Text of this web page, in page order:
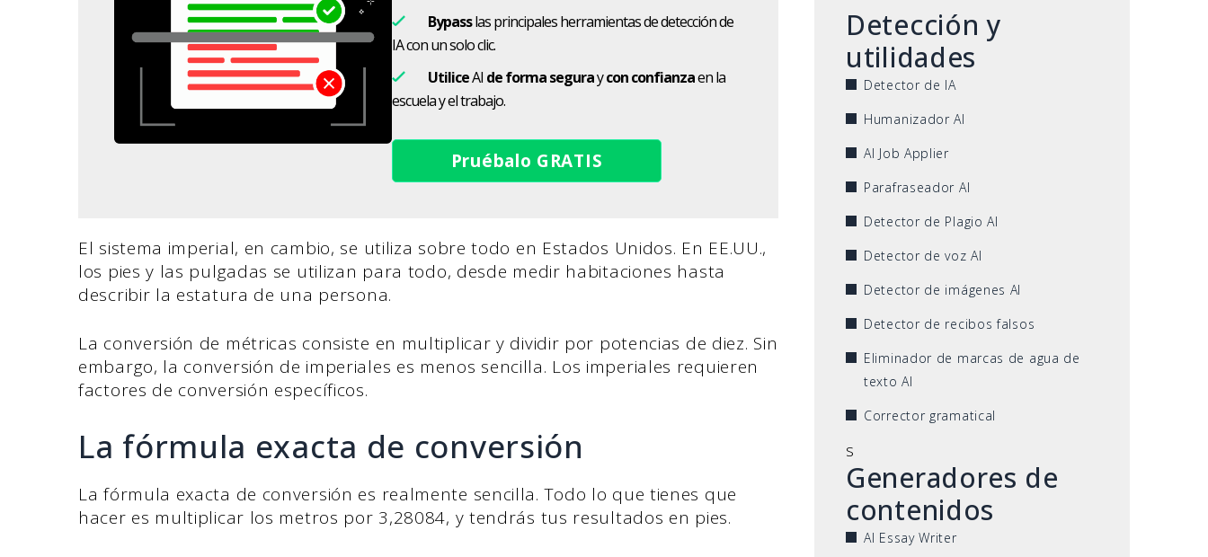
Bypasslas principales herramientas de detección de
IA con un solo clic.
UtiliceAI de forma seguraycon confianzaen la
escuela y el trabajo.
Pruébalo GRATIS
El sistema imperial, en cambio, se utiliza sobre todo en Estados Unidos. En EE.UU.,
los pies y las pulgadas se utilizan para todo, desde medir habitaciones hasta
describir la estatura de una persona.
La conversión de métricas consiste en multiplicar y dividir por potencias de diez. Sin
embargo, la conversión de imperiales es menos sencilla. Los imperiales requieren
factores de conversión específicos.
La fórmula exacta de conversión
La fórmula exacta de conversión es realmente sencilla. Todo lo que tienes que
hacer es multiplicar los metros por 3,28084, y tendrás tus resultados en pies.
Detección y
utilidades
Detector de IA
Humanizador AI
AI Job Applier
Parafraseador AI
Detector de Plagio AI
Detector de voz AI
Detector de imágenes AI
Detector de recibos falsos
Eliminador de marcas de agua de
texto AI
Corrector gramatical
s
Generadores de
contenidos
AI Essay Writer